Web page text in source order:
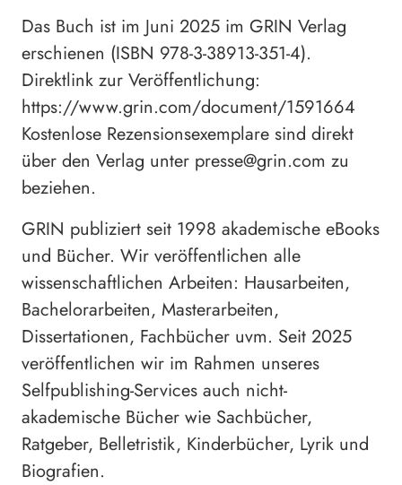
Das Buch ist im Juni 2025 im GRIN Verlag
erschienen (ISBN 978-3-38913-351-4).
Direktlink zur Veröffentlichung:
https://www.grin.com/document/1591664
Kostenlose Rezensionsexemplare sind direkt
über den Verlag unter presse@grin.com zu
beziehen.
GRIN publiziert seit 1998 akademische eBooks
und Bücher. Wir veröffentlichen alle
wissenschaftlichen Arbeiten: Hausarbeiten,
Bachelorarbeiten, Masterarbeiten,
Dissertationen, Fachbücher uvm. Seit 2025
veröffentlichen wir im Rahmen unseres
Selfpublishing-Services auch nicht-
akademische Bücher wie Sachbücher,
Ratgeber, Belletristik, Kinderbücher, Lyrik und
Biografien.